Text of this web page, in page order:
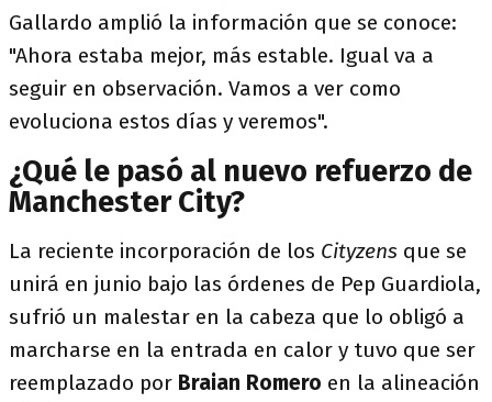
Gallardo amplió la información que se conoce:
"Ahora estaba mejor, más estable. Igual va a
seguir en observación. Vamos a ver como
evoluciona estos días y veremos".
¿Qué le pasó al nuevo refuerzo de
Manchester City?
La reciente incorporación de los Cityzens que se
unirá en junio bajo las órdenes de Pep Guardiola,
sufrió un malestar en la cabeza que lo obligó a
marcharse en la entrada en calor y tuvo que ser
reemplazado por Braian Romero en la alineación